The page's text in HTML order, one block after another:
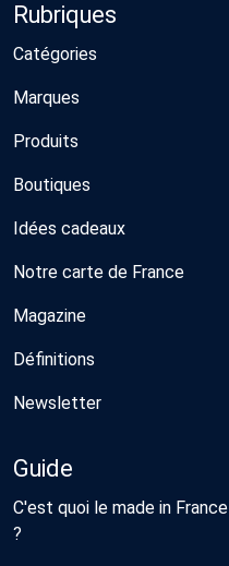
Rubriques
Catégories
Marques
Produits
Boutiques
Idées cadeaux
Notre carte de France
Magazine
Définitions
Newsletter
Guide
C'est quoi le made in France
?